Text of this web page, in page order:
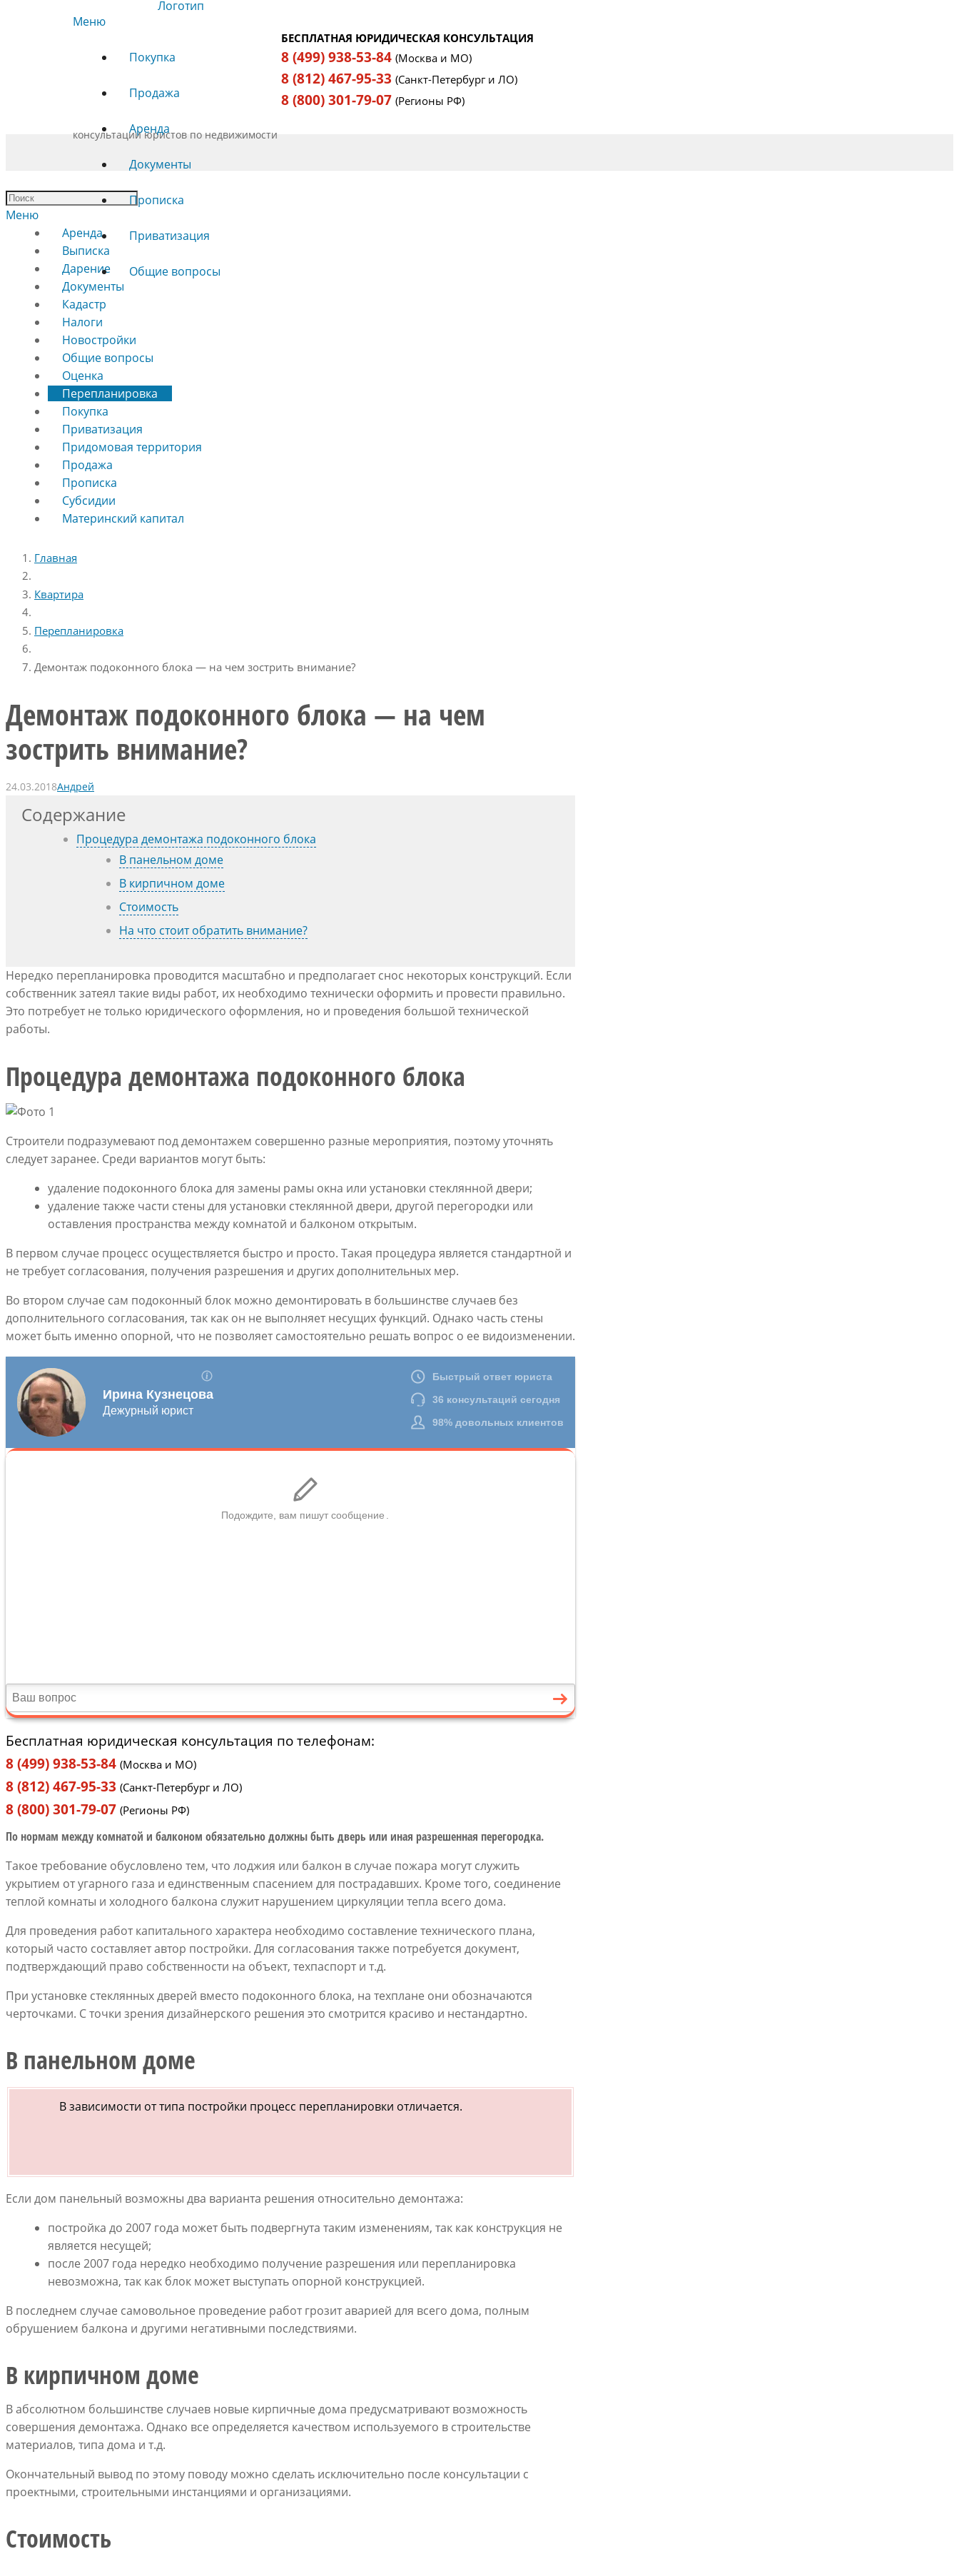
консультации юристов по недвижимости
БЕСПЛАТНАЯ ЮРИДИЧЕСКАЯ КОНСУЛЬТАЦИЯ
8 (499) 938-53-84 (Москва и МО)
8 (812) 467-95-33 (Санкт-Петербург и ЛО)
8 (800) 301-79-07 (Регионы РФ)
Меню
Покупка
Продажа
Аренда
Документы
Прописка
Приватизация
Общие вопросы
Меню
Аренда
Выписка
Дарение
Документы
Кадастр
Налоги
Новостройки
Общие вопросы
Оценка
Перепланировка
Покупка
Приватизация
Придомовая территория
Продажа
Прописка
Субсидии
Материнский капитал
Главная
Квартира
Перепланировка
Демонтаж подоконного блока — на чем зострить внимание?
Демонтаж подоконного блока — на чем
зострить внимание?
24.03.2018Андрей
Содержание
Процедура демонтажа подоконного блока
В панельном доме
В кирпичном доме
Стоимость
На что стоит обратить внимание?
Нередко перепланировка проводится масштабно и предполагает снос некоторых конструкций. Если
собственник затеял такие виды работ, их необходимо технически оформить и провести правильно.
Это потребует не только юридического оформления, но и проведения большой технической
работы.
Процедура демонтажа подоконного блока
Строители подразумевают под демонтажем совершенно разные мероприятия, поэтому уточнять
следует заранее. Среди вариантов могут быть:
удаление подоконного блока для замены рамы окна или установки стеклянной двери;
удаление также части стены для установки стеклянной двери, другой перегородки или
оставления пространства между комнатой и балконом открытым.
В первом случае процесс осуществляется быстро и просто. Такая процедура является стандартной и
не требует согласования, получения разрешения и других дополнительных мер.
Во втором случае сам подоконный блок можно демонтировать в большинстве случаев без
дополнительного согласования, так как он не выполняет несущих функций. Однако часть стены
может быть именно опорной, что не позволяет самостоятельно решать вопрос о ее видоизменении.
Бесплатная юридическая консультация по телефонам:
8 (499) 938-53-84 (Москва и МО)
8 (812) 467-95-33 (Санкт-Петербург и ЛО)
8 (800) 301-79-07 (Регионы РФ)
По нормам между комнатой и балконом обязательно должны быть дверь или иная разрешенная перегородка.
Такое требование обусловлено тем, что лоджия или балкон в случае пожара могут служить
укрытием от угарного газа и единственным спасением для пострадавших. Кроме того, соединение
теплой комнаты и холодного балкона служит нарушением циркуляции тепла всего дома.
Для проведения работ капитального характера необходимо составление технического плана,
который часто составляет автор постройки. Для согласования также потребуется документ,
подтверждающий право собственности на объект, техпаспорт и т.д.
При установке стеклянных дверей вместо подоконного блока, на техплане они обозначаются
черточками. С точки зрения дизайнерского решения это смотрится красиво и нестандартно.
В панельном доме
В зависимости от типа постройки процесс перепланировки отличается.
Если дом панельный возможны два варианта решения относительно демонтажа:
постройка до 2007 года может быть подвергнута таким изменениям, так как конструкция не
является несущей;
после 2007 года нередко необходимо получение разрешения или перепланировка
невозможна, так как блок может выступать опорной конструкцией.
В последнем случае самовольное проведение работ грозит аварией для всего дома, полным
обрушением балкона и другими негативными последствиями.
В кирпичном доме
В абсолютном большинстве случаев новые кирпичные дома предусматривают возможность
совершения демонтажа. Однако все определяется качеством используемого в строительстве
материалов, типа дома и т.д.
Окончательный вывод по этому поводу можно сделать исключительно после консультации с
проектными, строительными инстанциями и организациями.
Стоимость